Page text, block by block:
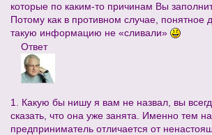
которые по каким-то причинам Вы
Потому как в противном случае, понятное
такую информацию не «сливали»
Ответ
1. Какую бы нишу я вам не назвал, вы
сказать, что она уже занята. Именно тем
предприниматель отличается от